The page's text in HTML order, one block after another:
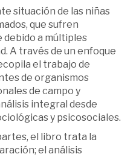
situación de las niñas
que sufren
a múltiples
A través de un enfoque
el trabajo de
de organismos
de campo y
integral desde
y psicosociales.
el libro trata la
el análisis